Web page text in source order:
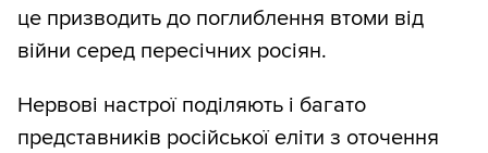
це призводить до поглиблення втоми від
війни серед пересічних росіян.
Нервові настрої поділяють і багато
представників російської еліти з оточення